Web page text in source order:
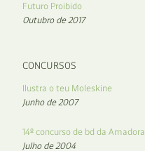
Futuro Proibido
Outubro de 2017
CONCURSOS
Ilustra o teu Moleskine
Junho de 2007
14º concurso de bd da Amadora
Julho de 2004